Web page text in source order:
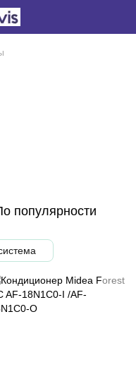
популярности